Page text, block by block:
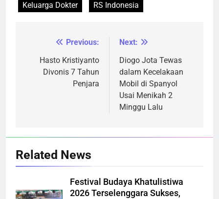
Keluarga Dokter
RS Indonesia
Navigasi
pos
Previous:
Hasto Kristiyanto
Divonis 7 Tahun
Penjara
Next:
Diogo Jota Tewas
dalam Kecelakaan
Mobil di Spanyol
Usai Menikah 2
Minggu Lalu
Related News
Festival Budaya Khatulistiwa
2026 Terselenggara Sukses,